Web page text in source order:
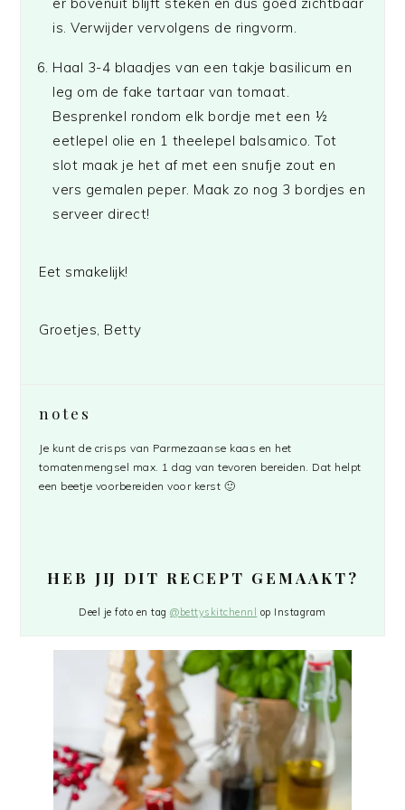
is. Verwijder vervolgens de ringvorm.
Haal 3-4 blaadjes van een takje basilicum en
leg om de fake tartaar van tomaat.
Besprenkel rondom elk bordje met een ½
eetlepel olie en 1 theelepel balsamico. Tot
slot maak je het af met een snufje zout en
vers gemalen peper. Maak zo nog 3 bordjes en
serveer direct!
Eet smakelijk!
Groetjes, Betty
notes
Je kunt de crisps van Parmezaanse kaas en het
tomatenmengsel max. 1 dag van tevoren bereiden. Dat helpt
een beetje voorbereiden voor kerst 🙂
HEB JIJ DIT RECEPT GEMAAKT?
Deel je foto en tag@bettyskitchennl op Instagram